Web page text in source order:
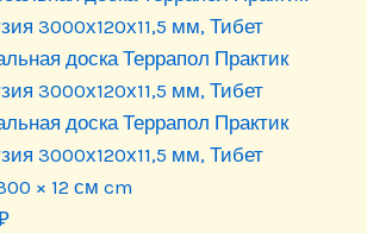
доска Террапол Практик
3000х120х11,5 мм, Тибет
доска Террапол Практик
3000х120х11,5 мм, Тибет
× 12 см cm